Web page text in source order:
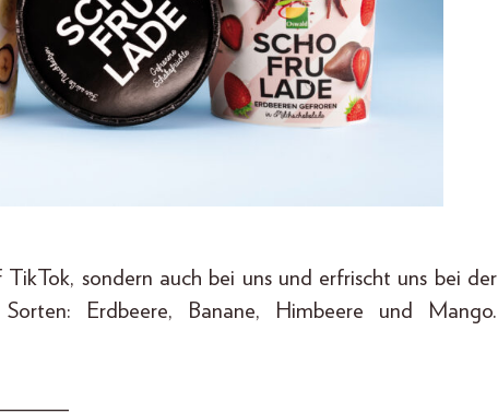
sondern auch bei uns und erfrischt uns bei der
Erdbeere, Banane, Himbeere und Mango.